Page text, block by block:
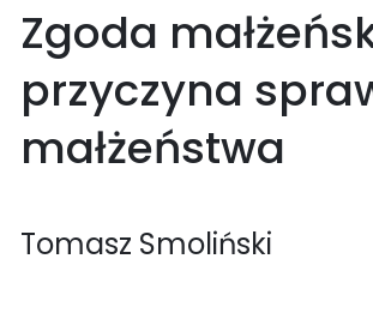
Zgoda
przyczyna
małżeństwa
Tomasz Smoliński